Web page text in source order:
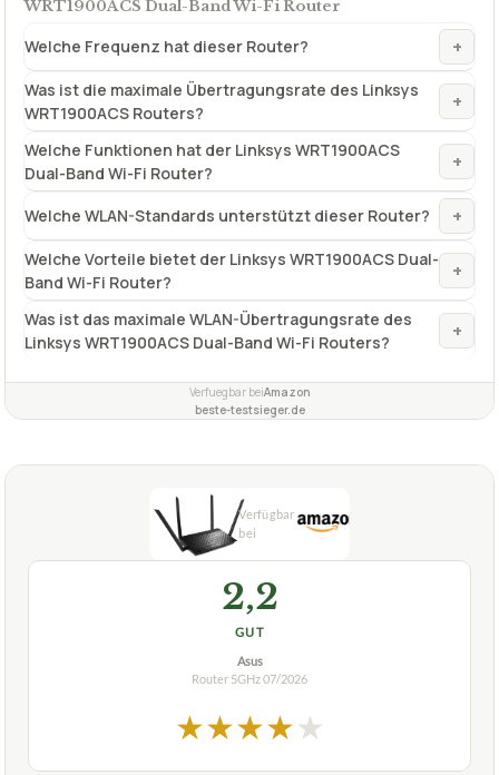
WRT1900ACS Dual-Band Wi-Fi Router
Welche Frequenz hat dieser Router? +
Was ist die maximale Übertragungsrate des Linksys
WRT1900ACS Routers?
+
Welche Funktionen hat der Linksys WRT1900ACS
Dual-Band Wi-Fi Router?
+
Welche WLAN-Standards unterstützt dieser Router? +
Welche Vorteile bietet der Linksys WRT1900ACS Dual-
Band Wi-Fi Router?
+
Was ist das maximale WLAN-Übertragungsrate des
Linksys WRT1900ACS Dual-Band Wi-Fi Routers?
+
Verfuegbar beiAmazon
beste-testsieger.de
2,2
GUT
Asus
Router 5GHz07/2026
★★★★★